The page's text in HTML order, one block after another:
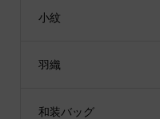
小紋
羽織
和装バッグ